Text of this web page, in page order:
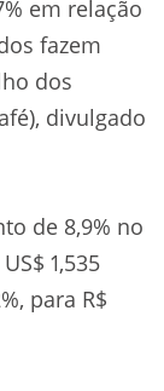
em relação
fazem
dos
divulgado
de 8,9% no
1,535
para R$